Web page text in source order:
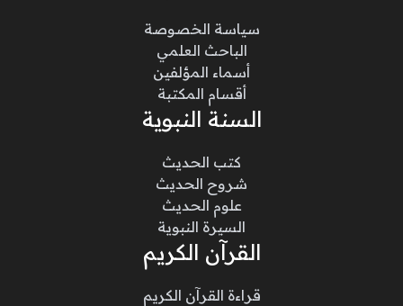
سياسة الخصوصة
الباحث العلمي
أسماء المؤلفين
أقسام المكتبة
السنة النبوية
كتب الحديث
شروح الحديث
علوم الحديث
السيرة النبوية
القرآن الكريم
قراءة القرآن الكريم